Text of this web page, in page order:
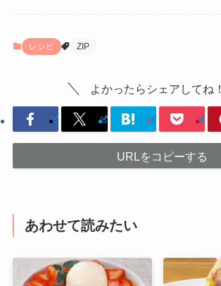
レシピ ZIP
よかったらシェアしてね！
URLをコピーする
あわせて読みたい